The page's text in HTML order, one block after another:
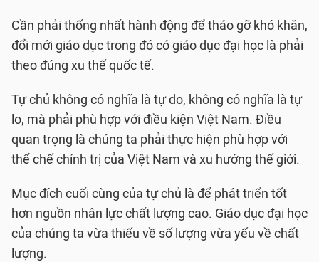
Cần phải thống nhất hành động để tháo gỡ khó khăn,
đổi mới giáo dục trong đó có giáo dục đại học là phải
theo đúng xu thế quốc tế.
Tự chủ không có nghĩa là tự do, không có nghĩa là tự
lo, mà phải phù hợp với điều kiện Việt Nam. Điều
quan trọng là chúng ta phải thực hiện phù hợp với
thể chế chính trị của Việt Nam và xu hướng thế giới.
Mục đích cuối cùng của tự chủ là để phát triển tốt
hơn nguồn nhân lực chất lượng cao. Giáo dục đại học
của chúng ta vừa thiếu về số lượng vừa yếu về chất
lượng.